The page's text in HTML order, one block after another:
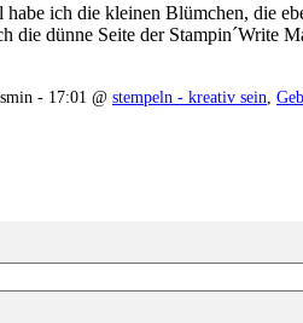
ich die kleinen Blümchen, die
dünne Seite der Stampin´Write
- 17:01 @ stempeln - kreativ sein